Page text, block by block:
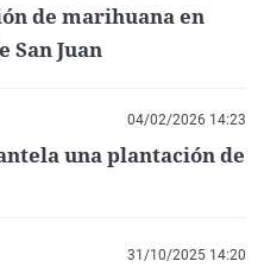
de marihuana en
San Juan
04/02/2026 14:23
una plantación de
31/10/2025 14:20